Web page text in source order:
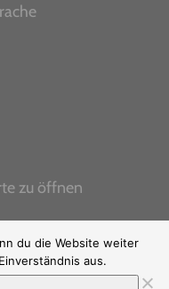
du die Website weiter
aus.